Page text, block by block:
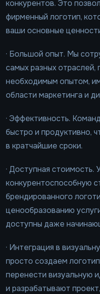
конкурентов. Это
фирменный логотип,
ваши основные
· Большой опыт. Мы
самых разных
необходимым опытом,
области маркетинга и
· Эффективность.
быстро и продуктивно,
в кратчайшие сроки.
· Доступная стоимость.
конкурентоспособную
брендированного
ценообразованию
доступны даже
· Интеграция в
просто создаем
перенести визуальную
и разрабатывают